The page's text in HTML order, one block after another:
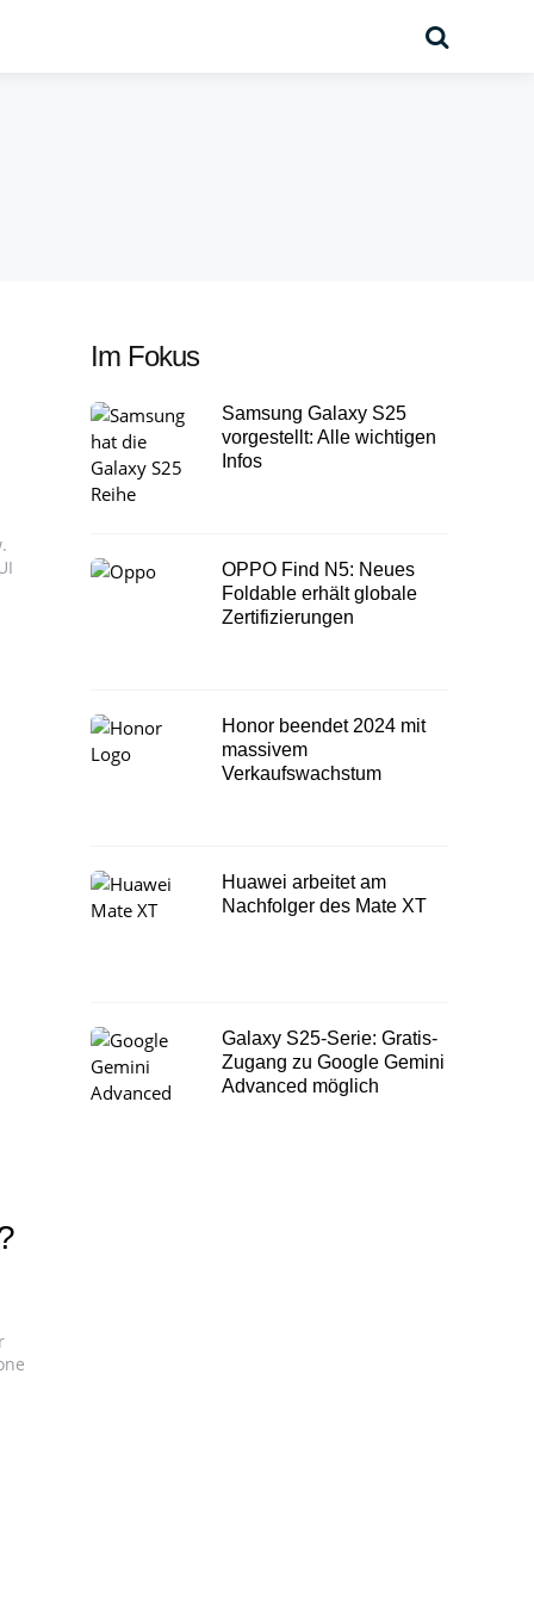
Im Fokus
Samsung Galaxy S25
vorgestellt: Alle wichtigen
Infos
OPPO Find N5: Neues
Foldable erhält globale
Zertifizierungen
Honor beendet 2024 mit
massivem
Verkaufswachstum
Huawei arbeitet am
Nachfolger des Mate XT
Galaxy S25-Serie: Gratis-
Zugang zu Google Gemini
Advanced möglich